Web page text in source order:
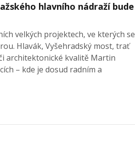
hlavního nádraží bude
velkých projektech, ve kterých se
Hlavák, Vyšehradský most, trať
architektonické kvalitě Martin
– kde je dosud radním a